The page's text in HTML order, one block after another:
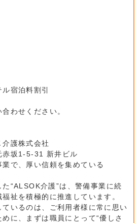
宿泊料割引
わせください。
介護株式会社
赤坂1-5-31 新井ビル
業で、厚い信頼を集めている
“ALSOK介護”は、警備事業に続
祉を積極的に推進しています。
いるのは、ご利用者様に常に思い
に、まずは職員にとって“優しさ